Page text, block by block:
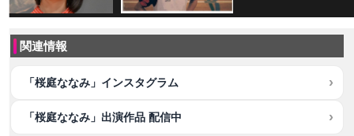
関連情報
「桜庭ななみ」インスタグラム
「桜庭ななみ」出演作品 配信中